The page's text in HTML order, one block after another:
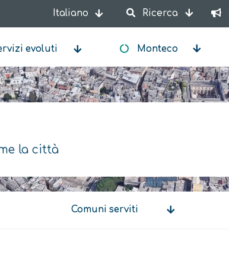
Italiano Mostra ulteriori azioni
Ricerca
evoluti Monteco
la città
Comuni serviti